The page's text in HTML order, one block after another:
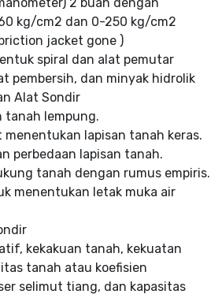
kg/cm2 dan 0-250 kg/cm2
jacket gone )
spiral dan alat pemutar
pembersih, dan minyak hidrolik
Alat Sondir
tanah lempung.
menentukan lapisan tanah keras.
perbedaan lapisan tanah.
tanah dengan rumus empiris.
menentukan letak muka air
kekakuan tanah, kekuatan
tanah atau koefisien
selimut tiang, dan kapasitas